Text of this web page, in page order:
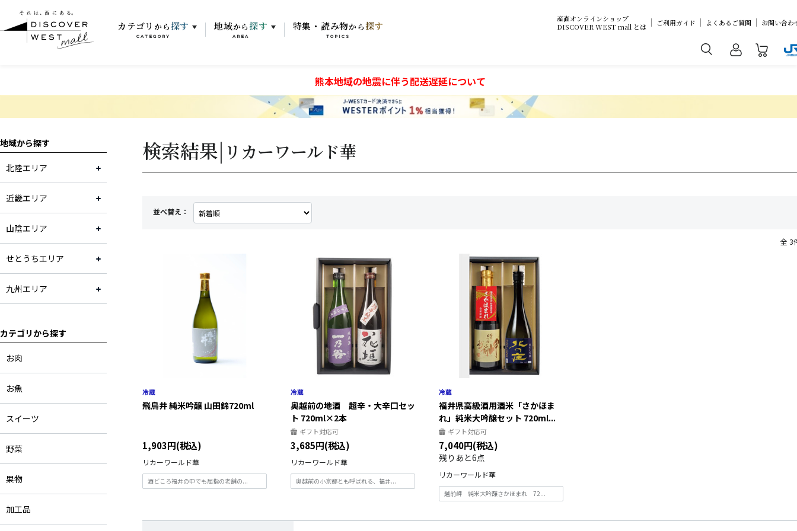
カテゴリ から 探す
CATEGORY
地域から 探す
AREA
特集・読み物から 探す
TOPICS
産直オンラインショップ
DISCOVER WEST mall とは
ご利用ガイド よくあるご質問 お問い合わ
熊本地域の地震に伴う配送遅延について
地域から探す
北陸エリア
近畿エリア
山陰エリア
せとうちエリア
九州エリア
カテゴリから探す
お肉
お魚
スイーツ
野菜
果物
加工品
検索結果| リカーワールド華
並べ替え：
全 3
飛鳥井 純米吟醸 山田錦720ml
1,903円(税込)
リカーワールド華
酒どころ福井の中でも屈指の老舗の...
奥越前の地酒 超辛・大辛口セッ
ト 720ml×2本
ギフト対応可
3,685円(税込)
リカーワールド華
奥越前の小京都とも呼ばれる、福井...
福井県高級酒用酒米「さかほま
れ」純米大吟醸セット 720ml...
ギフト対応可
7,040円(税込)
残りあと6点
リカーワールド華
越前岬 純米大吟醸さかほまれ 72...